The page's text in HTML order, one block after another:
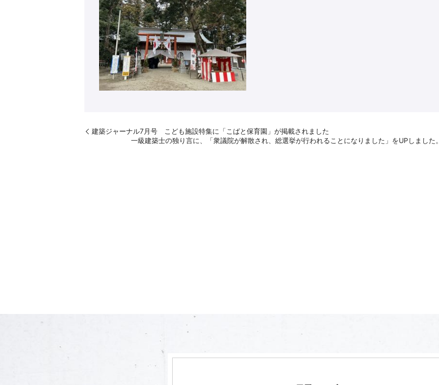
建築ジャーナル7月号 こども施設特集に「こばと保育園」が掲載されました
一級建築士の独り言に、「衆議院が解散され、総選挙が行われることになりました」をUPしました。